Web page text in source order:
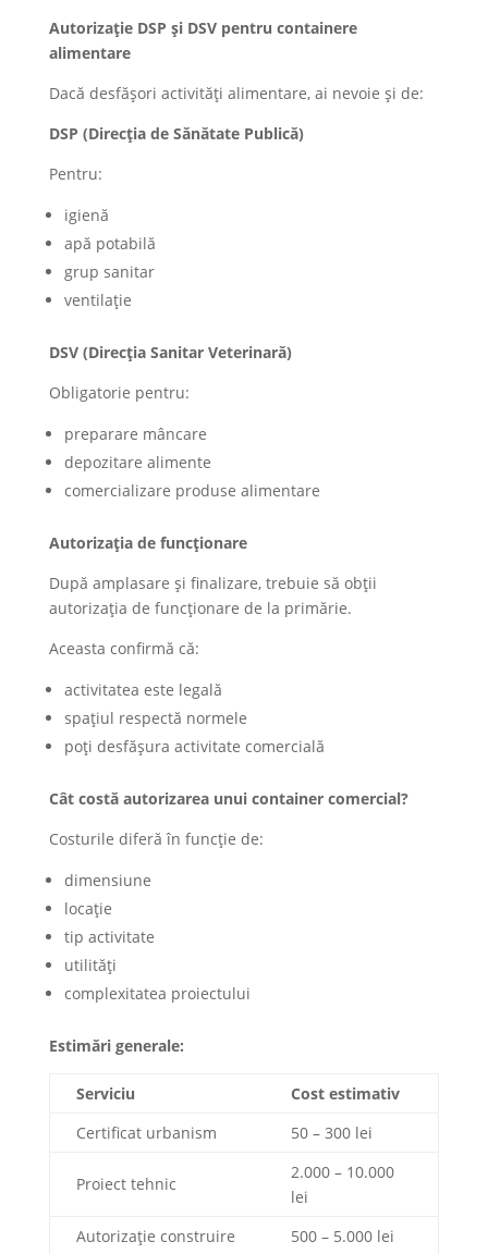
Autorizație DSP și DSV pentru containere
alimentare
Dacă desfășori activități alimentare, ai nevoie și de:
DSP (Direcția de Sănătate Publică)
Pentru:
igienă
apă potabilă
grup sanitar
ventilație
DSV (Direcția Sanitar Veterinară)
Obligatorie pentru:
preparare mâncare
depozitare alimente
comercializare produse alimentare
Autorizația de funcționare
După amplasare și finalizare, trebuie să obții
autorizația de funcționare de la primărie.
Aceasta confirmă că:
activitatea este legală
spațiul respectă normele
poți desfășura activitate comercială
Cât costă autorizarea unui container comercial?
Costurile diferă în funcție de:
dimensiune
locație
tip activitate
utilități
complexitatea proiectului
Estimări generale:
Serviciu
Cost estimativ
Certificat urbanism
50 – 300 lei
Proiect tehnic
2.000 – 10.000
lei
Autorizație construire
500 – 5.000 lei